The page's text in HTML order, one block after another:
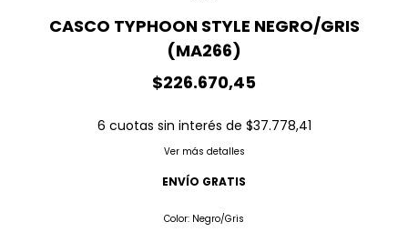
CASCO TYPHOON STYLE NEGRO/GRIS
(MA266)
$226.670,45
6 cuotas sin interés de $37.778,41
Ver más detalles
ENVÍO GRATIS
Color: Negro/Gris